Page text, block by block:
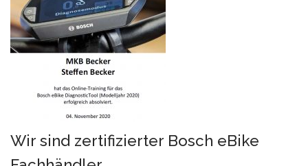
Wir sind zertifizierter Bosch eBike